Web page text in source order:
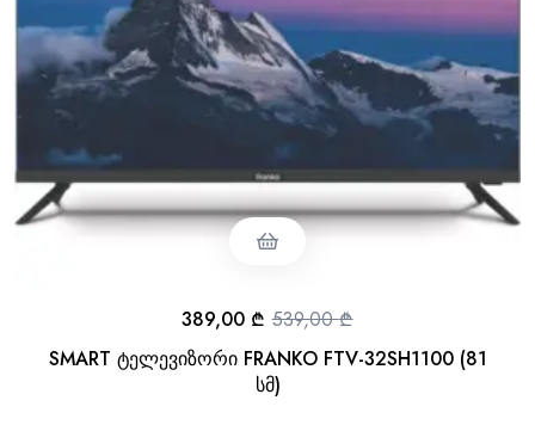
SMART ტელევიზორი FRANKO FTV-32SH1100 (81
სმ)
539,00₾
389,00 ₾